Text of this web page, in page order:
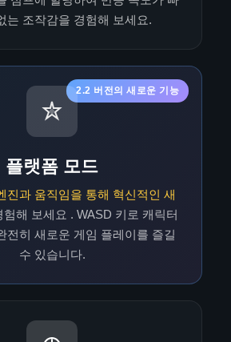
는 조작감을 경험해 보세요.
2.2 버전의 새로운 기능
플랫폼 모드
진과 움직임을 통해 혁신적인 새
험해 보세요 . WASD 키로 캐릭터
전히 새로운 게임 플레이를 즐길
수 있습니다.